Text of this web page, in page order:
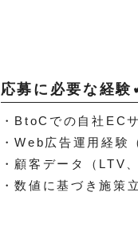
応募に必要な経験
・BtoCでの自社EC
・Web広告運用経験
・顧客データ（LTV
・数値に基づき施策